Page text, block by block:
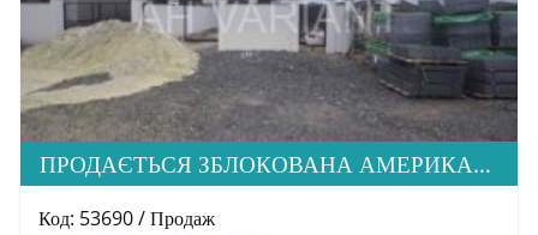
ПРОДАЄТЬСЯ ЗБЛОКОВАНА АМЕРИКАНКА НА СТАДІЇ БУДІВНИЦТВА В М. УЖГОРОД
Код: 53690 / Продаж